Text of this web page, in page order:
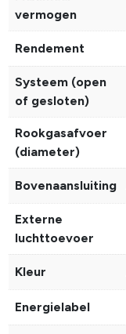
vermogen
Rendement
Systeem (open
of gesloten)
Rookgasafvoer
(diameter)
Bovenaansluiting
Externe
luchttoevoer
Kleur
Energielabel